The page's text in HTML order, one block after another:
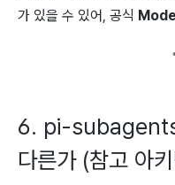
가 있을 수 있어, 공식
6. pi-subagents
다른가 (참고 아